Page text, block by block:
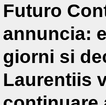
Futuro
annuncia:
giorni si
Laurentiis